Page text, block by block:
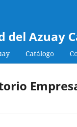
del Azuay
Catálogo